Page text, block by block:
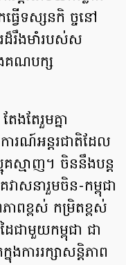
វើទស្សនកិ ច្ចនៅ
ដ៏រឹងមាំរបស់ស
ងគណបក្ស
ងតែរួមគ្នា
ារណ៍អន្តរជាតិដែល
ស្មាញ។ ចិននឹងបន្ត
សនារួមចិន-កម្ពុជា
ពខ្ពស់ កម្រិតខ្ពស់
ជាមួយកម្ពុជា ជា
ការរក្សាសន្តិភាព